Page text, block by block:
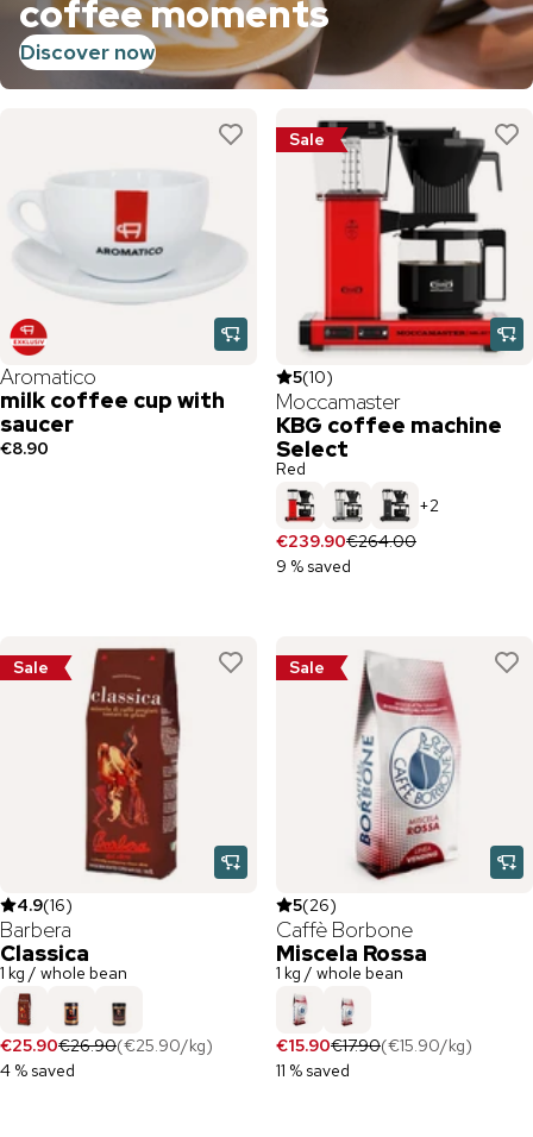
coffee moments
Discover now
Aromatico
milk coffee cup with
saucer
€8.90
Sale
5(10)
Moccamaster
KBG coffee machine
Select
Red
+2
€239.90€264.00
9 % saved
Sale
4.9(16)
Barbera
Classica
1 kg / whole bean
€25.90€26.90(€25.90/kg)
4 % saved
Sale
5(26)
Caffè Borbone
Miscela Rossa
1 kg / whole bean
€15.90€17.90(€15.90/kg)
11 % saved